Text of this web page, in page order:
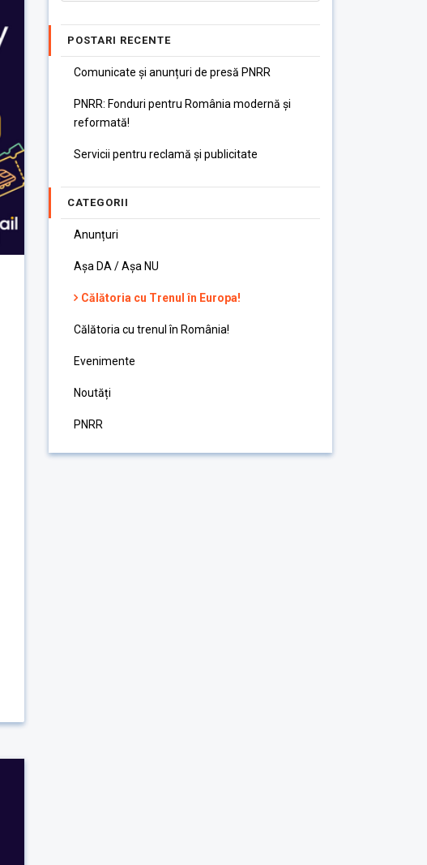
POSTARI RECENTE
Comunicate și anunțuri de presă PNRR
PNRR: Fonduri pentru România modernă și
reformată!
Servicii pentru reclamă și publicitate
CATEGORII
Anunțuri
Așa DA / Așa NU
Călătoria cu Trenul în Europa!
Călătoria cu trenul în România!
Evenimente
Noutăți
PNRR